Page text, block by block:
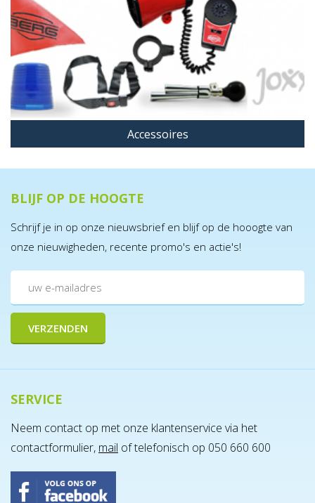
Accessoires
BLIJF OP DE HOOGTE
Schrijf je in op onze nieuwsbrief en blijf op de hooogte van
onze nieuwigheden, recente promo's en actie's!
SERVICE
Neem contact op met onze klantenservice via het
contactformulier, mail of telefonisch op 050 660 600